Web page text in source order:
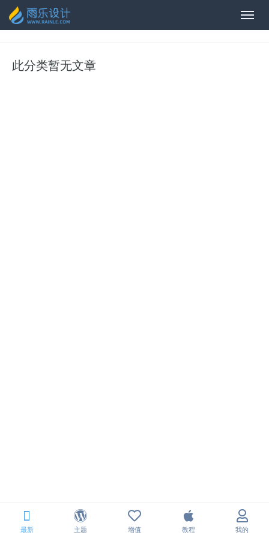
此分类暂无文章
最新 主题 增值 教程 我的